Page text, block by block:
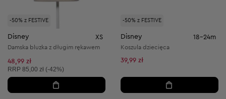
-50% z FESTIVE
Disney XS
Damska bluzka z długim rękawem
48,99 zł
Cena sugerowana:
RRP 85,00 zł (-42%)
-50% z FESTIVE
Disney 18-24m
Koszula dziecięca
39,99 zł